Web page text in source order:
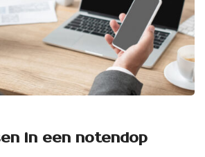
in een notendop